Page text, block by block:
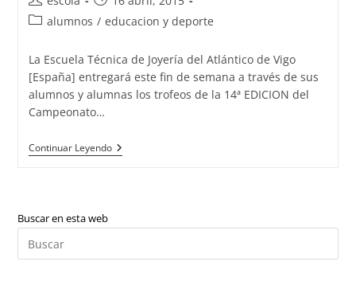
de
de
Categoría
la
entrada:
alumnos / educacion y deporte
La Escuela Técnica de Joyería del Atlántico de Vigo
[España] entregará este fin de semana a través de sus
alumnos y alumnas los trofeos de la 14ª EDICION del
Campeonato…
Continuar LeyendoEntrega
De
De
De
Buscar en esta web